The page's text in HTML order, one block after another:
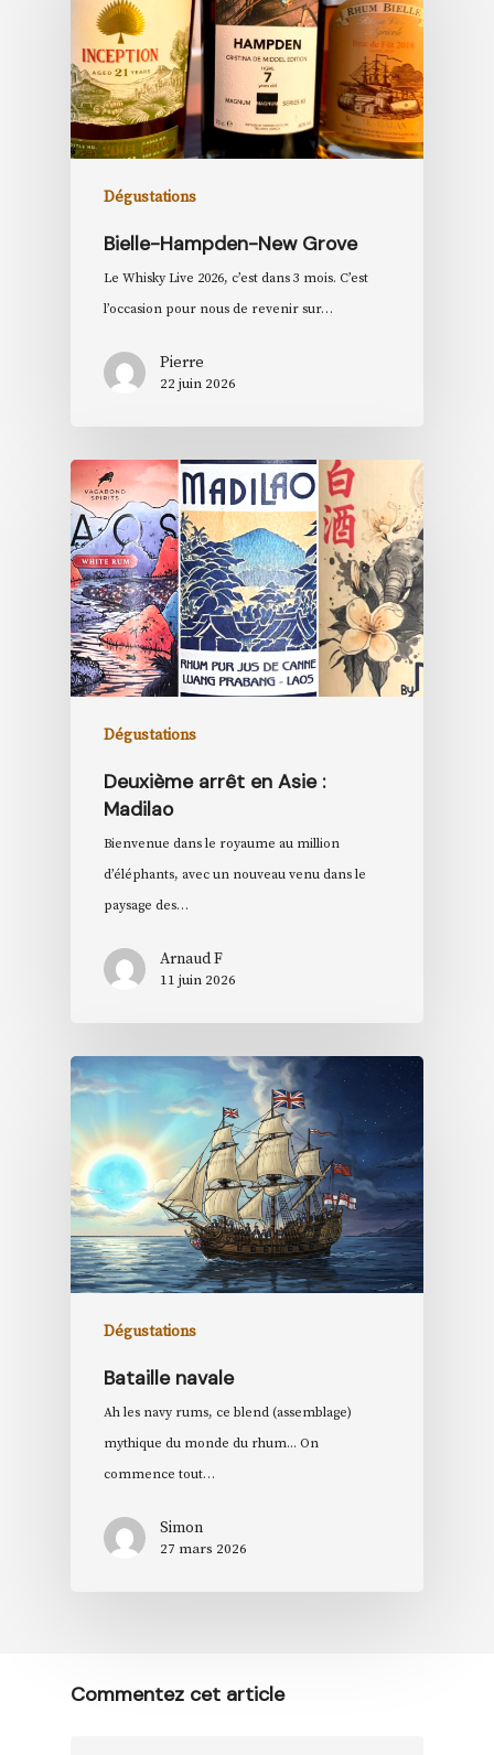
Dégustations
Bielle-Hampden-New Grove
Le Whisky Live 2026, c’est dans 3 mois. C’est
l’occasion pour nous de revenir sur…
Pierre
22 juin 2026
Dégustations
Deuxième arrêt en Asie :
Madilao
Bienvenue dans le royaume au million
d’éléphants, avec un nouveau venu dans le
paysage des…
Arnaud F
11 juin 2026
Dégustations
Bataille navale
Ah les navy rums, ce blend (assemblage)
mythique du monde du rhum... On
commence tout…
Simon
27 mars 2026
Commentez cet article